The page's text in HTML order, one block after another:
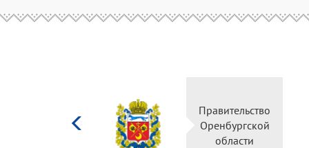
культуры
Российской
Правительство
Оренбургской
области